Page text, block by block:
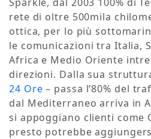
rete di oltre 500mila
ottica, per lo più
le comunicazioni tra Italia,
Africa e Medio Oriente
direzioni. Dalla sua
24 Ore – passa l’80% del
dal Mediterraneo arriva in
si appoggiano clienti come
presto potrebbe